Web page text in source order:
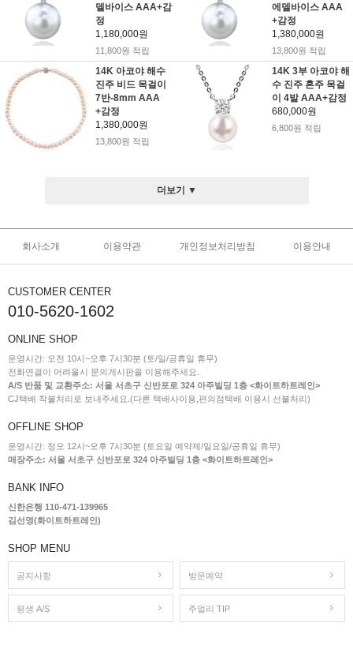
델바이스 AAA+감
정
1,180,000원
11,800원 적립
에델바이스 AAA
+감정
1,380,000원
13,800원 적립
14K 아코야 해수
진주 비드 목걸이
7반-8mm AAA
+감정
1,380,000원
13,800원 적립
14K 3부 아코야 해
수 진주 혼주 목걸
이 4발 AAA+감정
680,000원
6,800원 적립
더보기 ▼
회사소개 이용약관 개인정보처리방침 이용안내
CUSTOMER CENTER
010-5620-1602
ONLINE SHOP
운영시간: 오전 10시~오후 7시30분 (토/일/공휴일 휴무)
전화연결이 어려울시 문의게시판을 이용해주세요.
A/S 반품 및 교환주소: 서울 서초구 신반포로 324 아주빌딩 1층 <화이트하트레인>
CJ택배 착불처리로 보내주세요.(다른 택배사이용,편의점택배 이용시 선불처리)
OFFLINE SHOP
운영시간: 정오 12시~오후 7시30분 (토요일 예약제/일요일/공휴일 휴무)
매장주소: 서울 서초구 신반포로 324 아주빌딩 1층 <화이트하트레인>
BANK INFO
신한은행 110-471-139965
김선영(화이트하트레인)
SHOP MENU
공지사항 방문예약
평생 A/S 주얼리 TIP